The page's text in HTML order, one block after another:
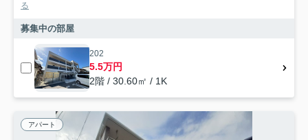
る
募集中の部屋
202
5.5万円
2階 / 30.60㎡ / 1K
アパート